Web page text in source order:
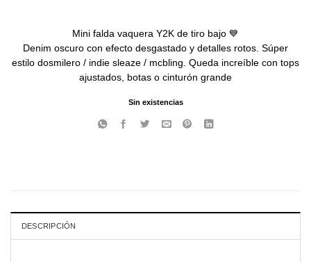
Mini falda vaquera Y2K de tiro bajo 💙
Denim oscuro con efecto desgastado y detalles rotos. Súper
estilo dosmilero / indie sleaze / mcbling. Queda increíble con tops
ajustados, botas o cinturón grande
Sin existencias
DESCRIPCIÓN